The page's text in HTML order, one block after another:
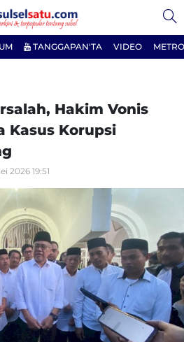
TANGGAPAN'TA VIDEO
Hakim Vonis
Kasus Korupsi
2026 19:51